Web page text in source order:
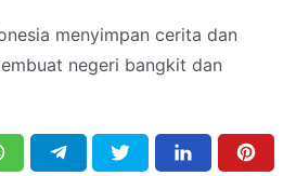
menyimpan cerita dan
negeri bangkit dan